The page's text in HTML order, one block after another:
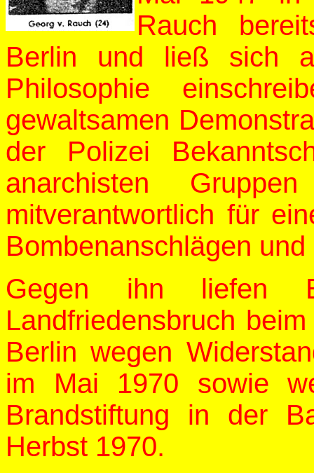
Rauch
Berlin und ließ sich
Philosophie
gewaltsamen
der Polizei
anarchisten
mitverantwortlich für
Bombenanschlägen
Gegen ihn liefen
Landfriedensbruch
Berlin wegen
im Mai 1970 sowie
Brandstiftung in der
Herbst 1970.